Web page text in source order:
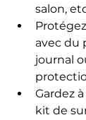
salon,
avec du
journal
Gardez
kit de